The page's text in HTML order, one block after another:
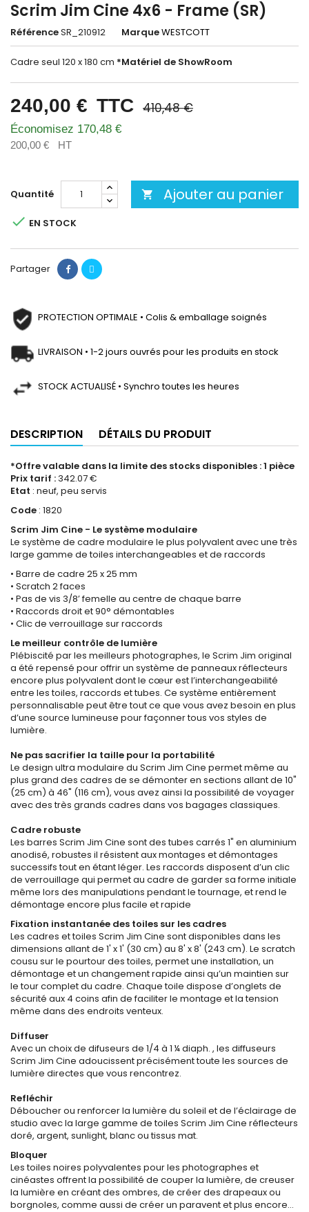
Scrim Jim Cine 4x6 - Frame (SR)
RéférenceSR_210912 MarqueWESTCOTT
Cadre seul 120 x 180 cm *Matériel de ShowRoom
240,00 € TTC 410,48 €
Économisez 170,48 €
200,00 € HT
Quantité  Ajouter au panier
 EN STOCK
Partager
PROTECTION OPTIMALE • Colis & emballage soignés
LIVRAISON • 1-2 jours ouvrés pour les produits en stock
STOCK ACTUALISÉ • Synchro toutes les heures
DESCRIPTION DÉTAILS DU PRODUIT
*Offre valable dans la limite des stocks disponibles : 1 pièce
Prix tarif :342.07 €
Etat : neuf, peu servis
Code : 1820
Scrim Jim Cine - Le système modulaire
Le système de cadre modulaire le plus polyvalent avec une très
large gamme de toiles interchangeables et de raccords
• Barre de cadre 25 x 25 mm
• Scratch 2 faces
• Pas de vis 3/8’ femelle au centre de chaque barre
• Raccords droit et 90° démontables
• Clic de verrouillage sur raccords
Le meilleur contrôle de lumière
Plébiscité par les meilleurs photographes, le Scrim Jim original
a été repensé pour offrir un système de panneaux réflecteurs
encore plus polyvalent dont le cœur est l’interchangeabilité
entre les toiles, raccords et tubes. Ce système entièrement
personnalisable peut être tout ce que vous avez besoin en plus
d’une source lumineuse pour façonner tous vos styles de
lumière.
Ne pas sacrifier la taille pour la portabilité
Le design ultra modulaire du Scrim Jim Cine permet même au
plus grand des cadres de se démonter en sections allant de 10"
(25 cm) à 46" (116 cm), vous avez ainsi la possibilité de voyager
avec des très grands cadres dans vos bagages classiques.
Cadre robuste
Les barres Scrim Jim Cine sont des tubes carrés 1" en aluminium
anodisé, robustes il résistent aux montages et démontages
successifs tout en étant léger. Les raccords disposent d’un clic
de verrouillage qui permet au cadre de garder sa forme initiale
même lors des manipulations pendant le tournage, et rend le
démontage encore plus facile et rapide
Fixation instantanée des toiles sur les cadres
Les cadres et toiles Scrim Jim Cine sont disponibles dans les
dimensions allant de 1' x 1' (30 cm) au 8' x 8' (243 cm). Le scratch
cousu sur le pourtour des toiles, permet une installation, un
démontage et un changement rapide ainsi qu’un maintien sur
le tour complet du cadre. Chaque toile dispose d’onglets de
sécurité aux 4 coins afin de faciliter le montage et la tension
même dans des endroits venteux.
Diffuser
Avec un choix de difuseurs de 1/4 à 1 ¼ diaph. , les diffuseurs
Scrim Jim Cine adoucissent précisément toute les sources de
lumière directes que vous rencontrez.
Refléchir
Déboucher ou renforcer la lumière du soleil et de l’éclairage de
studio avec la large gamme de toiles Scrim Jim Cine réflecteurs
doré, argent, sunlight, blanc ou tissus mat.
Bloquer
Les toiles noires polyvalentes pour les photographes et
cinéastes offrent la possibilité de couper la lumière, de creuser
la lumière en créant des ombres, de créer des drapeaux ou
borgnoles, comme aussi de créer un paravent et plus encore…